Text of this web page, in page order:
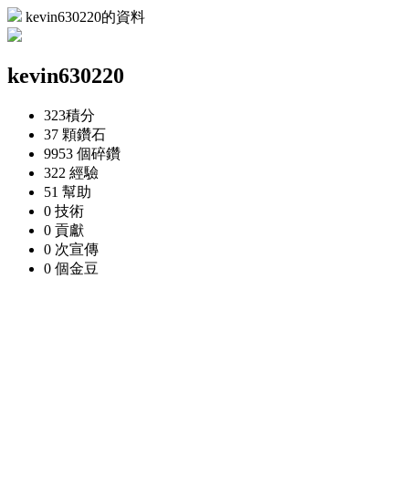
kevin630220的資料
kevin630220
323積分
37 顆鑽石
9953 個碎鑽
322 經驗
51 幫助
0 技術
0 貢獻
0 次宣傳
0 個金豆